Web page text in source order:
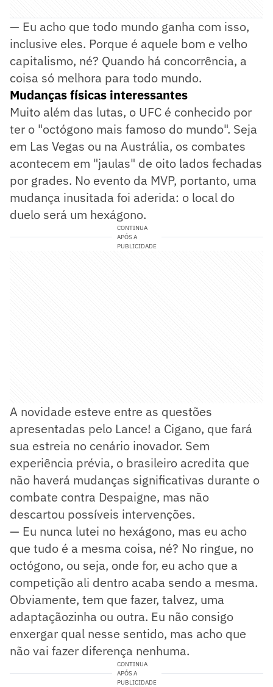
— Eu acho que todo mundo ganha com isso,
inclusive eles. Porque é aquele bom e velho
capitalismo, né? Quando há concorrência, a
coisa só melhora para todo mundo.
Mudanças físicas interessantes
Muito além das lutas, o UFC é conhecido por
ter o "octógono mais famoso do mundo". Seja
em Las Vegas ou na Austrália, os combates
acontecem em "jaulas" de oito lados fechadas
por grades. No evento da MVP, portanto, uma
mudança inusitada foi aderida: o local do
duelo será um hexágono.
CONTINUA
APÓS A
PUBLICIDADE
A novidade esteve entre as questões
apresentadas pelo Lance! a Cigano, que fará
sua estreia no cenário inovador. Sem
experiência prévia, o brasileiro acredita que
não haverá mudanças significativas durante o
combate contra Despaigne, mas não
descartou possíveis intervenções.
— Eu nunca lutei no hexágono, mas eu acho
que tudo é a mesma coisa, né? No ringue, no
octógono, ou seja, onde for, eu acho que a
competição ali dentro acaba sendo a mesma.
Obviamente, tem que fazer, talvez, uma
adaptaçãozinha ou outra. Eu não consigo
enxergar qual nesse sentido, mas acho que
não vai fazer diferença nenhuma.
CONTINUA
APÓS A
PUBLICIDADE